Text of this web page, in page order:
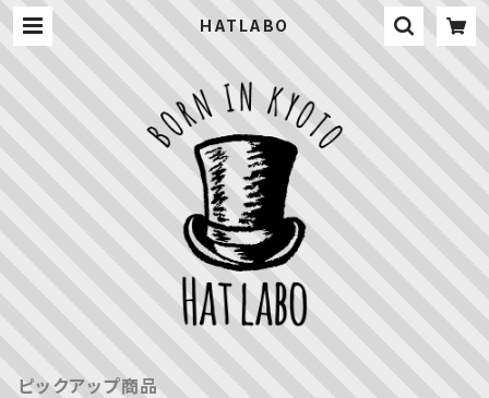
HATLABO
ピックアップ商品